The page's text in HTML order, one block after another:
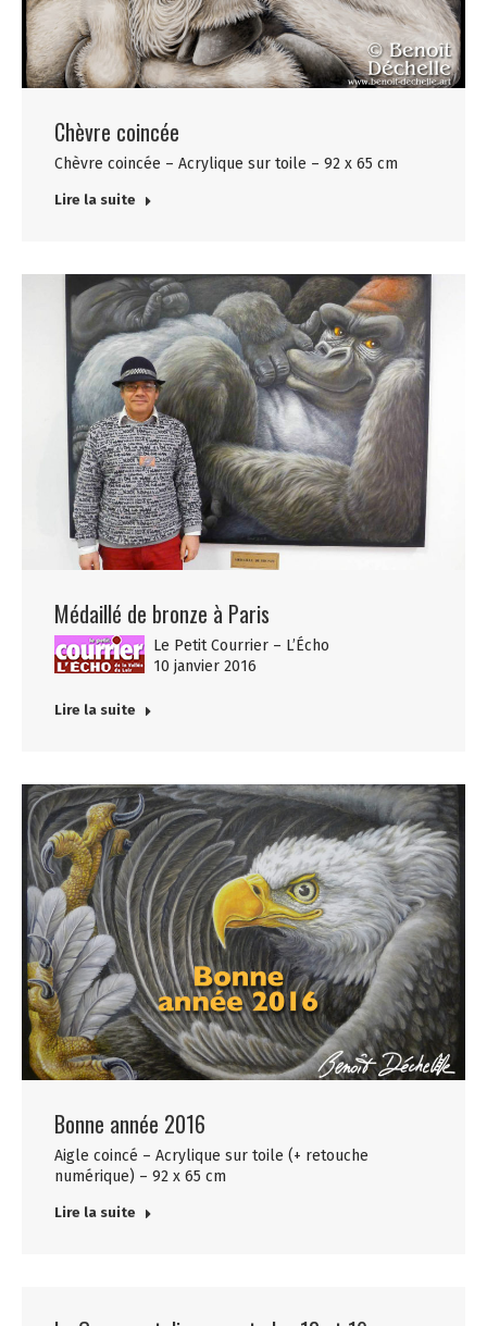
Chèvre coincée
Chèvre coincée – Acrylique sur toile – 92 x 65 cm
Lire la suite
Médaillé de bronze à Paris
Le Petit Courrier – L’Écho
10 janvier 2016
Lire la suite
Bonne année 2016
Aigle coincé – Acrylique sur toile (+ retouche
numérique) – 92 x 65 cm
Lire la suite